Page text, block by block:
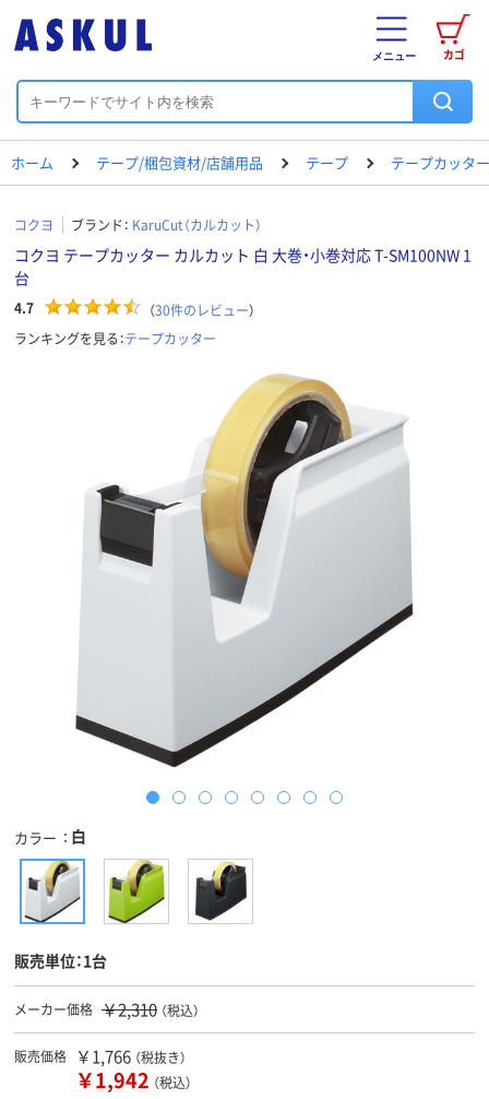
カゴ
メニュー
ホーム テープ/梱包資材/店舗用品 テープ テープカッター
コクヨ ブランド： KaruCut（カルカット）
コクヨ テープカッター カルカット 白 大巻・小巻対応 T-SM100NW 1
台
4.7 （30件のレビュー）
ランキングを見る：テープカッター
カラー 白
販売単位：1台
メーカー価格 ￥2,310 （税込）
販売価格 ￥1,766 （税抜き）
￥1,942 （税込）